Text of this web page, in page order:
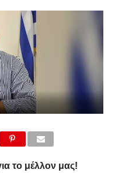
το μέλλον μας!